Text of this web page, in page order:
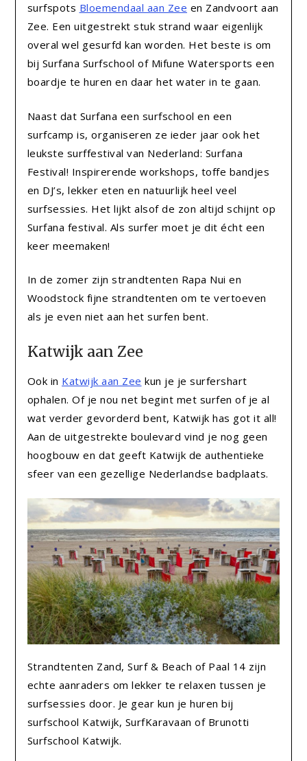
surfspots Bloemendaal aan Zee en Zandvoort aan
Zee. Een uitgestrekt stuk strand waar eigenlijk
overal wel gesurfd kan worden. Het beste is om
bij Surfana Surfschool of Mifune Watersports een
boardje te huren en daar het water in te gaan.
Naast dat Surfana een surfschool en een
surfcamp is, organiseren ze ieder jaar ook het
leukste surffestival van Nederland: Surfana
Festival! Inspirerende workshops, toffe bandjes
en DJ’s, lekker eten en natuurlijk heel veel
surfsessies. Het lijkt alsof de zon altijd schijnt op
Surfana festival. Als surfer moet je dit écht een
keer meemaken!
In de zomer zijn strandtenten Rapa Nui en
Woodstock fijne strandtenten om te vertoeven
als je even niet aan het surfen bent.
Katwijk aan Zee
Ook in Katwijk aan Zee kun je je surfershart
ophalen. Of je nou net begint met surfen of je al
wat verder gevorderd bent, Katwijk has got it all!
Aan de uitgestrekte boulevard vind je nog geen
hoogbouw en dat geeft Katwijk de authentieke
sfeer van een gezellige Nederlandse badplaats.
Strandtenten Zand, Surf & Beach of Paal 14 zijn
echte aanraders om lekker te relaxen tussen je
surfsessies door. Je gear kun je huren bij
surfschool Katwijk, SurfKaravaan of Brunotti
Surfschool Katwijk.